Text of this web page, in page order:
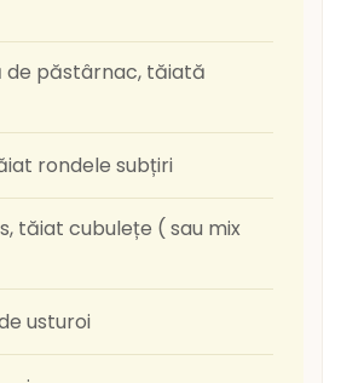
de păstârnac, tăiată
rondele subțiri
tăiat cubulețe ( sau mix
usturoi